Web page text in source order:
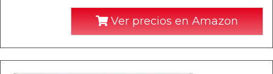
Ver precios en Amazon